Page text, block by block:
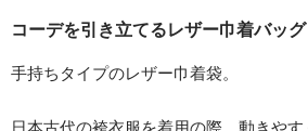
コーデを引き立てるレザー巾着バッグ
手持ちタイプのレザー巾着袋。